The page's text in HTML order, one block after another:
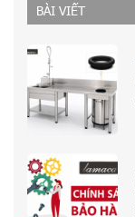
BÀI VIẾT